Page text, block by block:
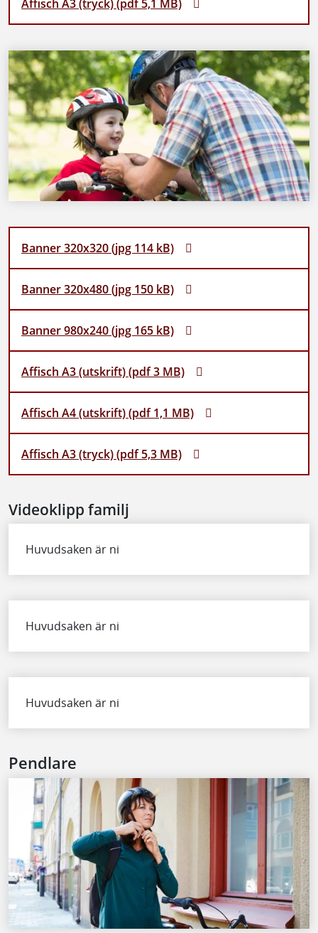
Affisch A3 (tryck) (pdf 5,1 MB)
Banner 320x320 (jpg 114 kB)
Banner 320x480 (jpg 150 kB)
Banner 980x240 (jpg 165 kB)
Affisch A3 (utskrift) (pdf 3 MB)
Affisch A4 (utskrift) (pdf 1,1 MB)
Affisch A3 (tryck) (pdf 5,3 MB)
Videoklipp familj
Huvudsaken är ni
Huvudsaken är ni
Huvudsaken är ni
Pendlare